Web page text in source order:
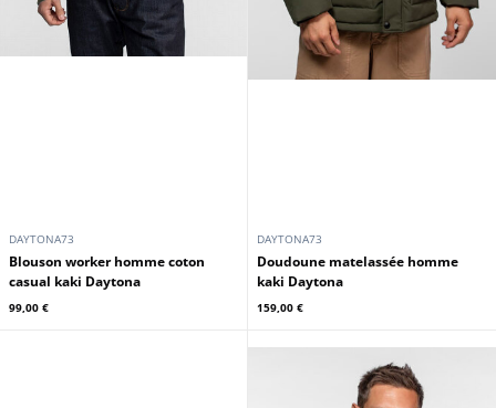
DAYTONA73
Blouson worker homme coton
casual kaki Daytona
99,00 €
DAYTONA73
Doudoune matelassée homme
kaki Daytona
159,00 €